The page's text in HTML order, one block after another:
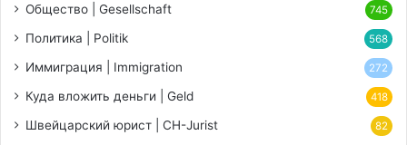
Общество | Gesellschaft 745
Политика | Politik 568
Иммиграция | Immigration 272
Куда вложить деньги | Geld 418
Швейцарский юрист | CH-Jurist 82